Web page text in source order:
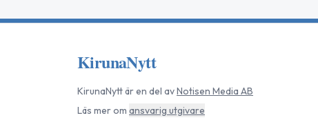
KirunaNytt
KirunaNyttär en del avNotisen Media AB
Läs mer om ansvarig utgivare